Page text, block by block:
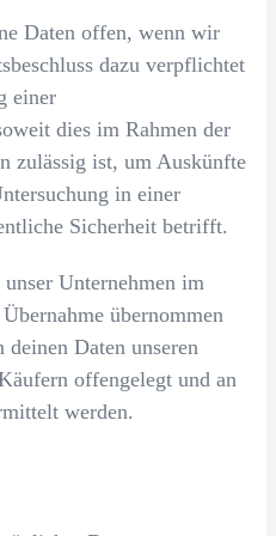
Daten offen, wenn wir
dazu verpflichtet
einer
dies im Rahmen der
zulässig ist, um Auskünfte
in einer
Sicherheit betrifft.
Unternehmen im
übernommen
Daten unseren
offengelegt und an
werden.